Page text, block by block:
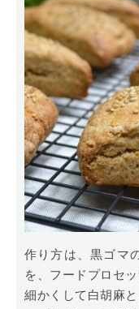
作り方は、黒ゴマ
を、フードプロセ
細かくして白胡麻